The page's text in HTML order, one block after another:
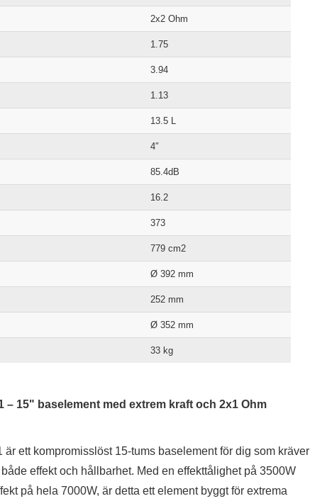
2x2 Ohm
1.75
3.94
1.13
13.5 L
4″
85.4dB
16.2
373
779 cm2
Ø 392 mm
252 mm
Ø 352 mm
33 kg
– 15" baselement med extrem kraft och 2x1 Ohm
är ett kompromisslöst 15-tums baselement för dig som kräver
effekt och hållbarhet. Med en effekttålighet på 3500W
på hela 7000W, är detta ett element byggt för extrema